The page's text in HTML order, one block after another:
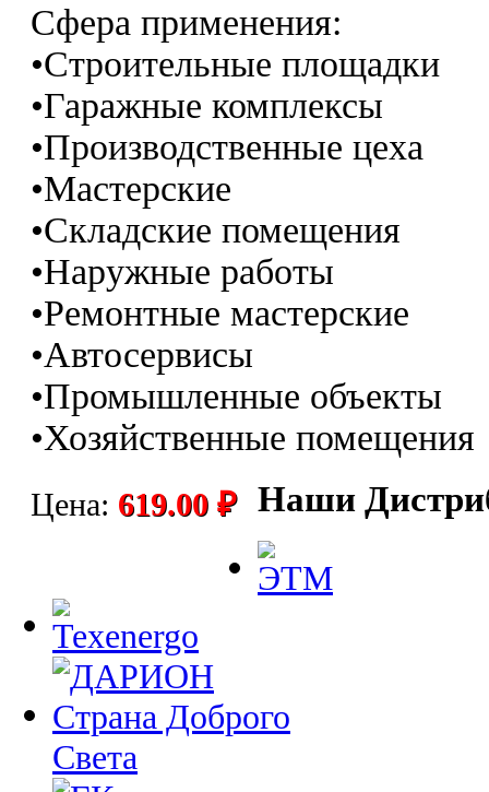
Сфера применения:
•Строительные площадки
•Гаражные комплексы
•Производственные цеха
•Мастерские
•Складские помещения
•Наружные работы
•Ремонтные мастерские
•Автосервисы
•Промышленные объекты
•Хозяйственные помещения
Цена: 619.00 ₽ Наши